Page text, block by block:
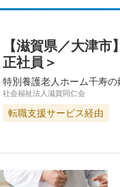
【滋賀県／大津
正社員＞
特別養護老人ホーム千寿の
社会福祉法人滋賀同仁会
転職支援サービス経由